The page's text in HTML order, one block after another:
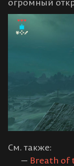
См. также:
Breath of